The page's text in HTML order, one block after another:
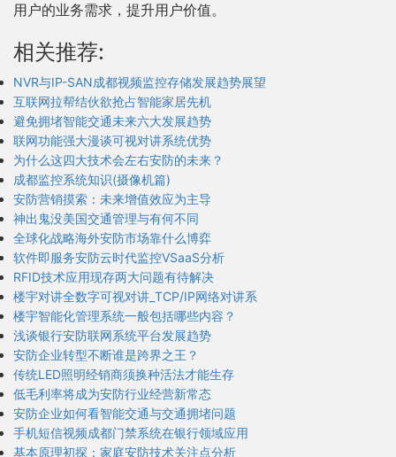
用户的业务需求，提升用户价值。
相关推荐:
NVR与IP-SAN成都视频监控存储发展趋势展望
互联网拉帮结伙欲抢占智能家居先机
避免拥堵智能交通未来六大发展趋势
联网功能强大漫谈可视对讲系统优势
为什么这四大技术会左右安防的未来？
成都监控系统知识(摄像机篇)
安防营销摸索：未来增值效应为主导
神出鬼没美国交通管理与有何不同
全球化战略海外安防市场靠什么博弈
软件即服务安防云时代监控VSaaS分析
RFID技术应用现存两大问题有待解决
楼宇对讲全数字可视对讲_TCP/IP网络对讲系
楼宇智能化管理系统一般包括哪些内容？
浅谈银行安防联网系统平台发展趋势
安防企业转型不断谁是跨界之王？
传统LED照明经销商须换种活法才能生存
低毛利率将成为安防行业经营新常态
安防企业如何看智能交通与交通拥堵问题
手机短信视频成都门禁系统在银行领域应用
基本原理初探：家庭安防技术关注点分析